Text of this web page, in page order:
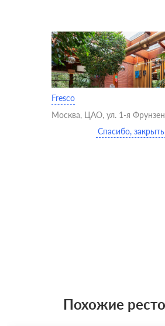
Fresco
Москва, ЦАО, ул. 1-я
Спасибо, закрыть
Похожие